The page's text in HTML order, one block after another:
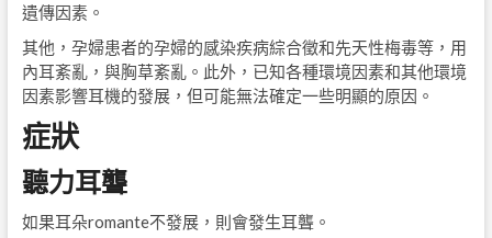
遺傳因素。
其他，孕婦患者的孕婦的感染疾病綜合徵和先天性梅毒等，用
內耳紊亂，與胸草紊亂。此外，已知各種環境因素和其他環境
因素影響耳機的發展，但可能無法確定一些明顯的原因。
症狀
聽力耳聾
如果耳朵romante不發展，則會發生耳聾。